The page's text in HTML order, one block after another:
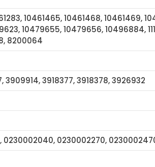
10461465, 10461468, 10461469,
10479655, 10479656, 10496884,
8200064
3909914, 3918377, 3918378, 3926932
0230002040, 0230002270,